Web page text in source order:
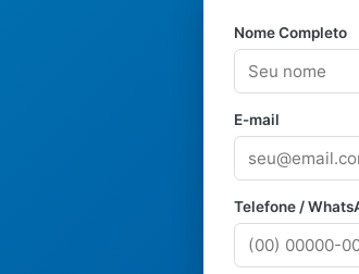
Nome Completo
E-mail
Telefone /